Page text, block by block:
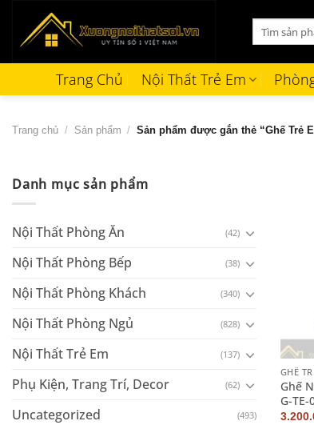
Tìm
kiếm:
Trang Chủ Nội Thất Trẻ Em
Trang chủ / Sản phẩm / Sản phẩm được gắn thẻ “Ghế Trẻ
Danh mục sản phẩm
Nội Thất Phòng Ăn (42)
Nội Thất Phòng Bếp (38)
Nội Thất Phòng Khách (340)
Nội Thất Phòng Ngủ (828)
Nội Thất Trẻ Em (137)
Phụ Kiện, Trang Trí, Decor (62)
Uncategorized (493)
GHẾ
Ghế
G-TE-